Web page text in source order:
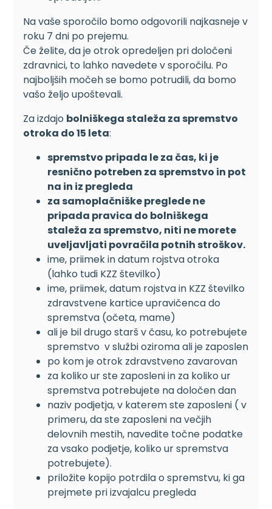
Na vaše sporočilo bomo odgovorili najkasneje v
roku 7 dni po prejemu.
Če želite, da je otrok opredeljen pri določeni
zdravnici, to lahko navedete v sporočilu. Po
najboljših močeh se bomo potrudili, da bomo
vašo željo upoštevali.
Za izdajo bolniškega staleža za spremstvo
otroka do 15 leta:
spremstvo pripada le za čas, ki je
resnično potreben za spremstvo in pot
na in iz pregleda
za samoplačniške preglede ne
pripada pravica do bolniškega
staleža za spremstvo, niti ne morete
uveljavljati povračila potnih stroškov.
ime, priimek in datum rojstva otroka
(lahko tudi KZZ številko)
ime, priimek, datum rojstva in KZZ številko
zdravstvene kartice upravičenca do
spremstva (očeta, mame)
ali je bil drugo starš v času, ko potrebujete
spremstvo v službi oziroma ali je zaposlen
po kom je otrok zdravstveno zavarovan
za koliko ur ste zaposleni in za koliko ur
spremstva potrebujete na določen dan
naziv podjetja, v katerem ste zaposleni ( v
primeru, da ste zaposleni na večjih
delovnih mestih, navedite točne podatke
za vsako podjetje, koliko ur spremstva
potrebujete).
priložite kopijo potrdila o spremstvu, ki ga
prejmete pri izvajalcu pregleda